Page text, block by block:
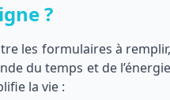
?
les formulaires à
du temps et de
la vie :